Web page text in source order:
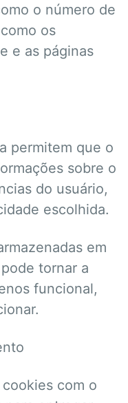
o número de
os
e as páginas
permitem que o
sobre o
do usuário,
escolhida.
em
tornar a
funcional,
com o